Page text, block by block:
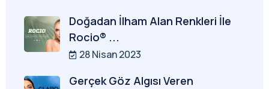
Doğadan İlham Alan Renkleri İle
Rocio® ...
28 Nisan 2023
Gerçek Göz Algısı Veren